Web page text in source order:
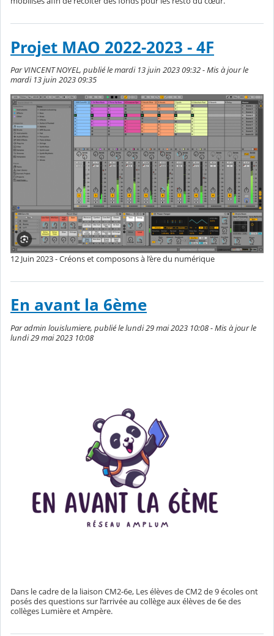
Projet MAO 2022-2023 - 4F
Par VINCENT NOYEL, publié le mardi 13 juin 2023 09:32 - Mis à jour le
mardi 13 juin 2023 09:35
12 Juin 2023 - Créons et composons à l’ère du numérique
En avant la 6ème
Par admin louislumiere, publié le lundi 29 mai 2023 10:08 - Mis à jour le
lundi 29 mai 2023 10:08
Dans le cadre de la liaison CM2-6e, Les élèves de CM2 de 9 écoles ont
posés des questions sur l’arrivée au collège aux élèves de 6e des
collèges Lumière et Ampère.